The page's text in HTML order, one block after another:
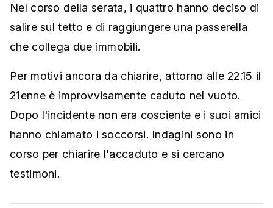
Nel corso della serata, i quattro hanno deciso di
salire sul tetto e di raggiungere una passerella
che collega due immobili.
Per motivi ancora da chiarire, attorno alle 22.15 il
21enne è improvvisamente caduto nel vuoto.
Dopo l'incidente non era cosciente e i suoi amici
hanno chiamato i soccorsi. Indagini sono in
corso per chiarire l'accaduto e si cercano
testimoni.